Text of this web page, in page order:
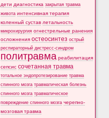
дети диагностика закрытая травма
живота интенсивная терапия
коленный сустав летальность
микрохирургия огнестрельные ранения
осложнения остеосинтез острый
респираторный дистресс-синдром
политравма реабилитация
сепсис сочетанная травма
тотальное эндопротезирование травма
спинного мозга травматическая болезнь
спинного мозга травматическое
повреждение спинного мозга черепно-
мозговая травма